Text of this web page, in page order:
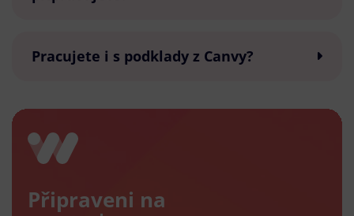
Pracujete i s podklady z Canvy?
Připraveni na